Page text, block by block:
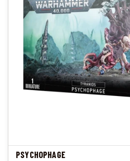
PSYCHOPHAGE